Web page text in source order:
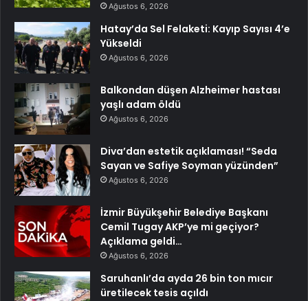
Ağustos 6, 2026
Hatay’da Sel Felaketi: Kayıp Sayısı 4’e
Yükseldi
Ağustos 6, 2026
Balkondan düşen Alzheimer hastası
yaşlı adam öldü
Ağustos 6, 2026
Diva’dan estetik açıklaması! “Seda
Sayan ve Safiye Soyman yüzünden”
Ağustos 6, 2026
İzmir Büyükşehir Belediye Başkanı
Cemil Tugay AKP’ye mi geçiyor?
Açıklama geldi…
Ağustos 6, 2026
Saruhanlı’da ayda 26 bin ton mıcır
üretilecek tesis açıldı